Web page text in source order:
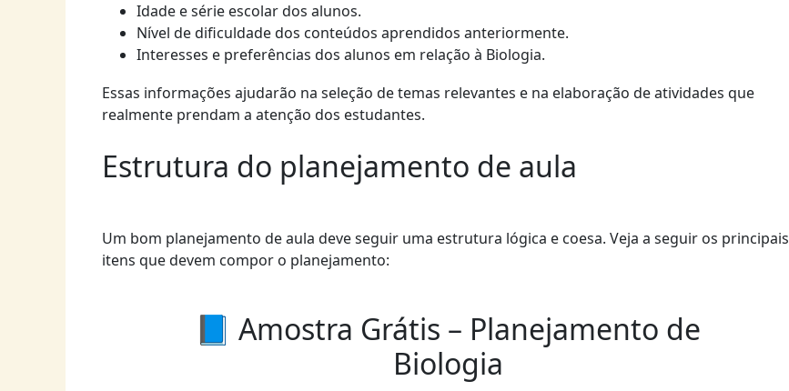
Idade e série escolar dos alunos.
Nível de dificuldade dos conteúdos aprendidos anteriormente.
Interesses e preferências dos alunos em relação à Biologia.
Essas informações ajudarão na seleção de temas relevantes e na elaboração de atividades que
realmente prendam a atenção dos estudantes.
Estrutura do planejamento de aula
Um bom planejamento de aula deve seguir uma estrutura lógica e coesa. Veja a seguir os principais
itens que devem compor o planejamento:
📘 Amostra Grátis – Planejamento de
Biologia